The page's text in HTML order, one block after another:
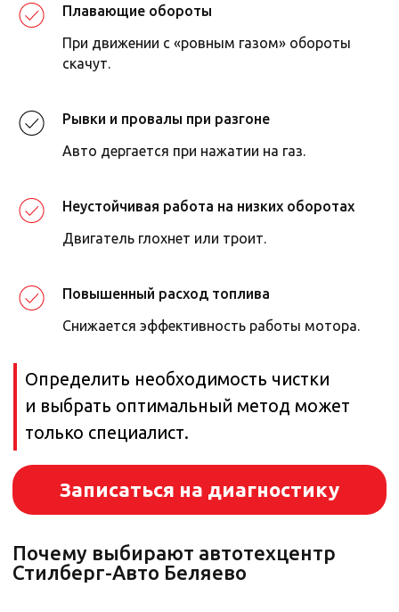
Плавающие обороты
При движении с «ровным газом» обороты
скачут.
Рывки и провалы при разгоне
Авто дергается при нажатии на газ.
Неустойчивая работа на низких оборотах
Двигатель глохнет или троит.
Повышенный расход топлива
Снижается эффективность работы мотора.
Опытные мастера со стажем 10+ лет
Собственный склад запчастей
Гарантия на все работы и запчасти
Доступные цены, скидки и акции
и инжекторов* Беляево
Акции в автосервисах Стилберг-авто